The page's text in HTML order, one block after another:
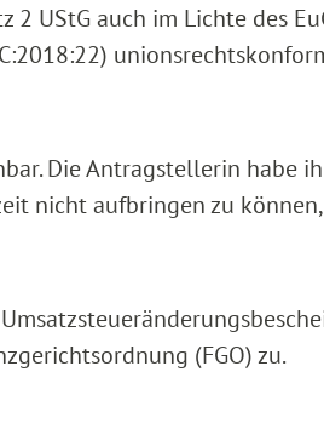
2 UStG auch im Lichte des
Die Antragstellerin habe
nicht aufbringen zu
(FGO) zu.